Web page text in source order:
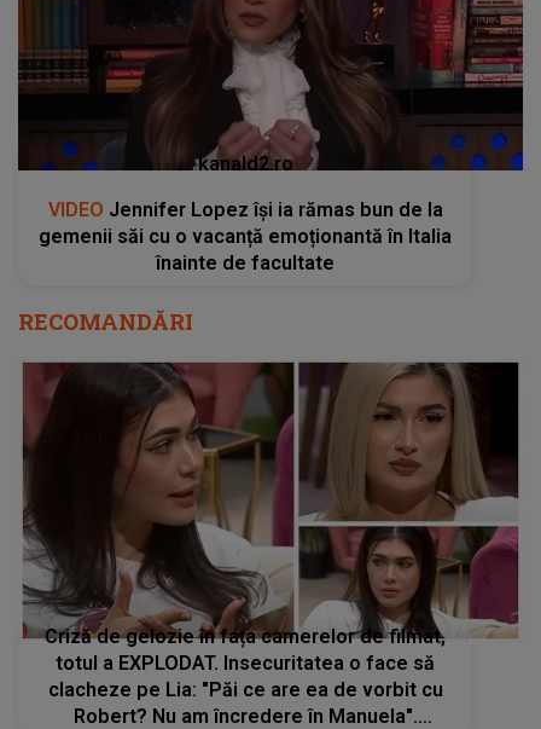
kanald2.ro
VIDEO Jennifer Lopez își ia rămas bun de la
gemenii săi cu o vacanță emoționantă în Italia
înainte de facultate
RECOMANDĂRI
Criză de gelozie în fața camerelor de filmat,
totul a EXPLODAT. Insecuritatea o face să
clacheze pe Lia: "Păi ce are ea de vorbit cu
Robert? Nu am încredere în Manuela".